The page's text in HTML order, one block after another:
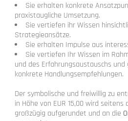
Sie erhalten konkrete
praxistaugliche Umsetzung.
Sie vertiefen ihr Wissen
Strategieansätze.
Sie erhalten Impulse aus
Sie vertiefen Ihr Wissen im
und des Erfahrungsaustauschs
konkrete Handlungsempfehlungen.
Der symbolische und freiwillig zu
in Höhe von EUR 15,00 wird
großzügig aufgerundet und an die